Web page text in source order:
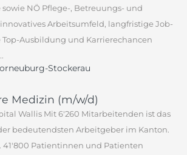
NÖ Pflege-, Betreuungs- und
Arbeitsumfeld, langfristige Job-
Top-Ausbildung und Karrierechancen
Stockerau
Medizin (m/w/d)
Wallis Mit 6'260 Mitarbeitenden ist das
bedeutendsten Arbeitgeber im Kanton.
41'800 Patientinnen und Patienten